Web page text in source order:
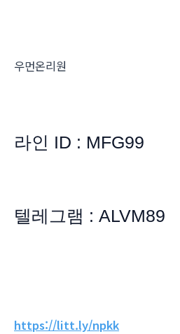
우먼온리원
라인 ID : MFG99
텔레그램 : ALVM89
https://litt.ly/npkk